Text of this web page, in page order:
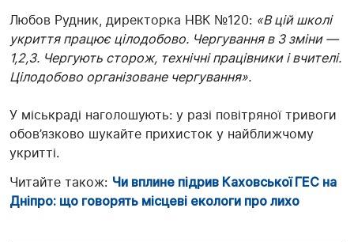
Любов Рудник, директорка НВК №120: «В цій школі
укриття працює цілодобово. Чергування в 3 зміни —
1,2,3. Чергують сторож, технічні працівники і вчителі.
Цілодобово організоване чергування».
У міськраді наголошують: у разі повітряної тривоги
обов’язково шукайте прихисток у найближчому
укритті.
Читайте також: Чи вплине підрив Каховської ГЕС на
Дніпро: що говорять місцеві екологи про лихо